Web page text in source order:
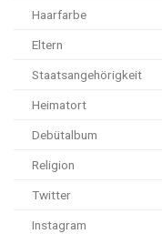
Haarfarbe
Eltern
Staatsangehörigkeit
Heimatort
Debütalbum
Religion
Twitter
Instagram